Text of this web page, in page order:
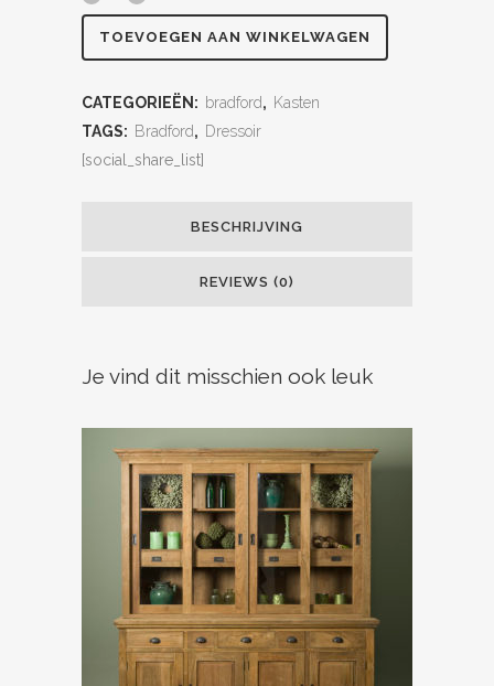
TOEVOEGEN AAN WINKELWAGEN
CATEGORIEËN: bradford, Kasten
TAGS: Bradford, Dressoir
[social_share_list]
BESCHRIJVING
REVIEWS (0)
Je vind dit misschien ook leuk